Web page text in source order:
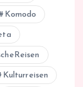
Komodo
Kulturreisen